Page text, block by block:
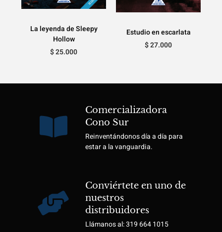
La leyenda de Sleepy
Hollow
$25.000
Estudio en escarlata
$27.000
Comercializadora
Cono Sur
Reinventándonos día a día para
estar a la vanguardia.
Conviértete en uno de
nuestros
distribuidores
Llámanos al: 319 664 1015